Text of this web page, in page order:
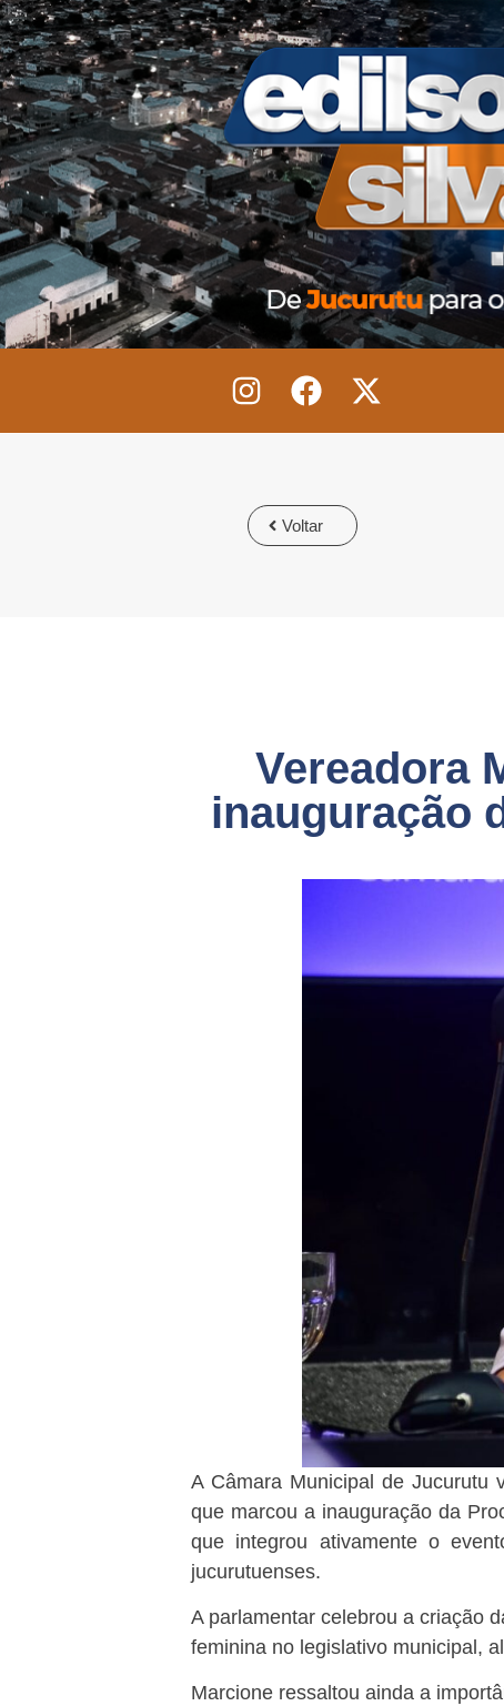
Voltar
Vereadora
inauguração
A Câmara Municipal de Jucurutu
que marcou a inauguração da
que integrou ativamente o
jucurutuenses.
A parlamentar celebrou a criação
feminina no legislativo municipal,
Marcione ressaltou ainda a